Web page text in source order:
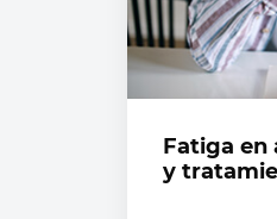
Fatiga en
y